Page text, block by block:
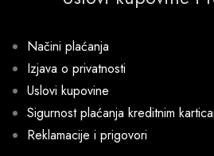
Načini plaćanja
Izjava o privatnosti
Uslovi kupovine
Sigurnost plaćanja kreditnim
Reklamacije i prigovori